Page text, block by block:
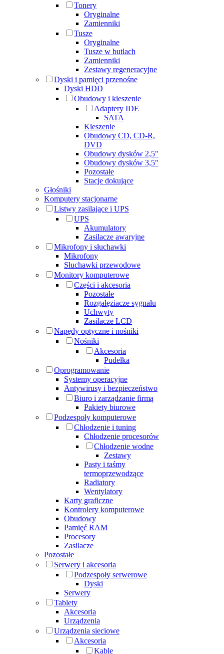
Tonery
Oryginalne
Zamienniki
Tusze
Oryginalne
Tusze w butlach
Zamienniki
Zestawy regeneracyjne
Dyski i pamięci przenośne
Dyski HDD
Obudowy i kieszenie
Adaptery IDE
SATA
Kieszenie
Obudowy CD, CD-R,
DVD
Obudowy dysków 2,5"
Obudowy dysków 3,5"
Pozostałe
Stacje dokujące
Głośniki
Komputery stacjonarne
Listwy zasilające i UPS
UPS
Akumulatory
Zasilacze awaryjne
Mikrofony i słuchawki
Mikrofony
Słuchawki przewodowe
Monitory komputerowe
Części i akcesoria
Pozostałe
Rozgałęziacze sygnału
Uchwyty
Zasilacze LCD
Napędy optyczne i nośniki
Nośniki
Akcesoria
Pudełka
Oprogramowanie
Systemy operacyjne
Antywirusy i bezpieczeństwo
Biuro i zarządzanie firmą
Pakiety biurowe
Podzespoły komputerowe
Chłodzenie i tuning
Chłodzenie procesorów
Chłodzenie wodne
Zestawy
Pasty i taśmy
termoprzewodzące
Radiatory
Wentylatory
Karty graficzne
Kontrolery komputerowe
Obudowy
Pamięć RAM
Procesory
Zasilacze
Pozostałe
Serwery i akcesoria
Podzespoły serwerowe
Dyski
Serwery
Tablety
Akcesoria
Urządzenia
Urządzenia sieciowe
Akcesoria
Kable